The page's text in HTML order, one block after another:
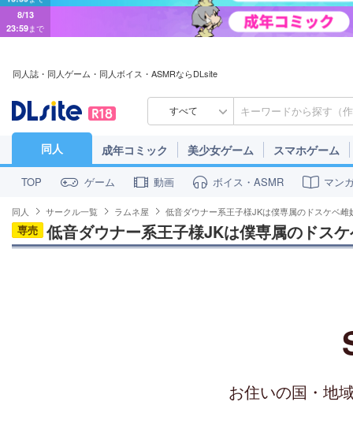
8/13
23:59まで
同人誌・同人ゲーム・同人ボイス・ASMRならDLsite
すべて
同人 成年コミック 美少女ゲーム スマホゲーム
TOP ゲーム 動画 ボイス・ASMR マン
同人 サークル一覧 ラムネ屋 低音ダウナー系王子様JKは僕専属のドスケベ雌
専売 低音ダウナー系王子様JKは僕専属のドス
お住いの国・地